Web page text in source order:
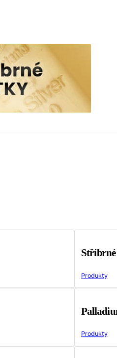
Produkty
Produkty